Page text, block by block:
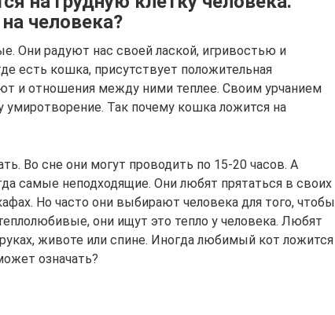
человека?
Они радуют нас своей лаской, игривостью и
есть кошка, присутствует положительная
и отношения между ними теплее. Своим урчанием
умиротворение. Так почему кошка ложится на
Во сне они могут проводить по 15-20 часов. А
самые неподходящие. Они любят прятаться в своих
Но часто они выбирают человека для того, чтобы
они ищут это тепло у человека. Любят
животе или спине. Иногда любимый кот ложится
означать?